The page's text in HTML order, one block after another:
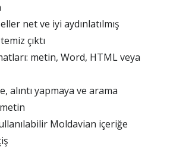
net ve iyi aydınlatılmış
çıktı
metin, Word, HTML veya
alıntı yapmaya ve arama
Moldavian içeriğe